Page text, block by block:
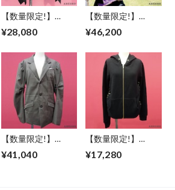
【数量限定!】
ディース サイズＳ
ブラック 振袖 ツギ
ハギ デザイン 金ス
テッチ FLAP
¥28,080
【数量限定!】
ト レディース ドカ
豹 ヒョウ柄 GOLD
ボア 個性的 黒
BLACK アブサード
Hands Up
¥46,200
【数量限定!】
ト レディース メン
¥41,040
【数量限定!】
両サイド レース ベ
¥17,280